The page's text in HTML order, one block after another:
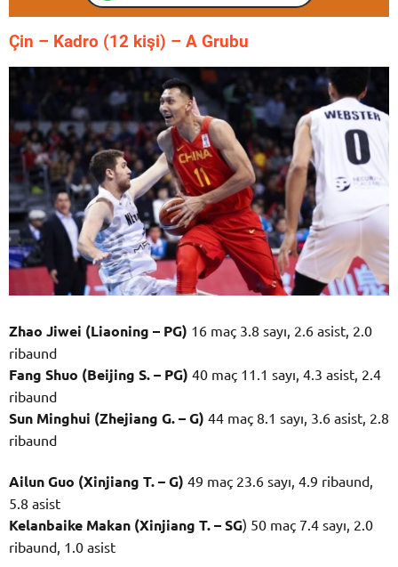
Çin – Kadro (12 kişi) – A Grubu
Zhao Jiwei (Liaoning – PG) 16 maç 3.8 sayı, 2.6 asist, 2.0
ribaund
Fang Shuo (Beijing S. – PG) 40 maç 11.1 sayı, 4.3 asist, 2.4
ribaund
Sun Minghui (Zhejiang G. – G) 44 maç 8.1 sayı, 3.6 asist, 2.8
ribaund
Ailun Guo (Xinjiang T. – G) 49 maç 23.6 sayı, 4.9 ribaund,
5.8 asist
Kelanbaike Makan (Xinjiang T. – SG) 50 maç 7.4 sayı, 2.0
ribaund, 1.0 asist